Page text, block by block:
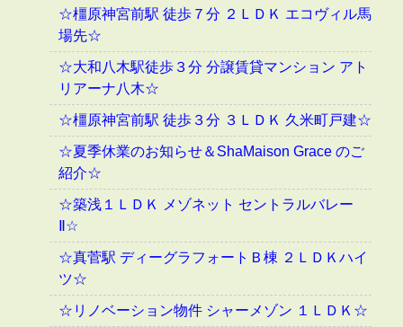
☆橿原神宮前駅 徒歩７分 ２ＬＤＫ エコヴィル馬
場先☆
☆大和八木駅徒歩３分 分譲賃貸マンション アト
リアーナ八木☆
☆橿原神宮前駅 徒歩３分 ３ＬＤＫ 久米町戸建☆
☆夏季休業のお知らせ＆ShaMaison Grace のご
紹介☆
☆築浅１ＬＤＫ メゾネット セントラルバレー
Ⅱ☆
☆真菅駅 ディーグラフォートＢ棟 ２ＬＤＫハイ
ツ☆
☆リノベーション物件 シャーメゾン １ＬＤＫ☆